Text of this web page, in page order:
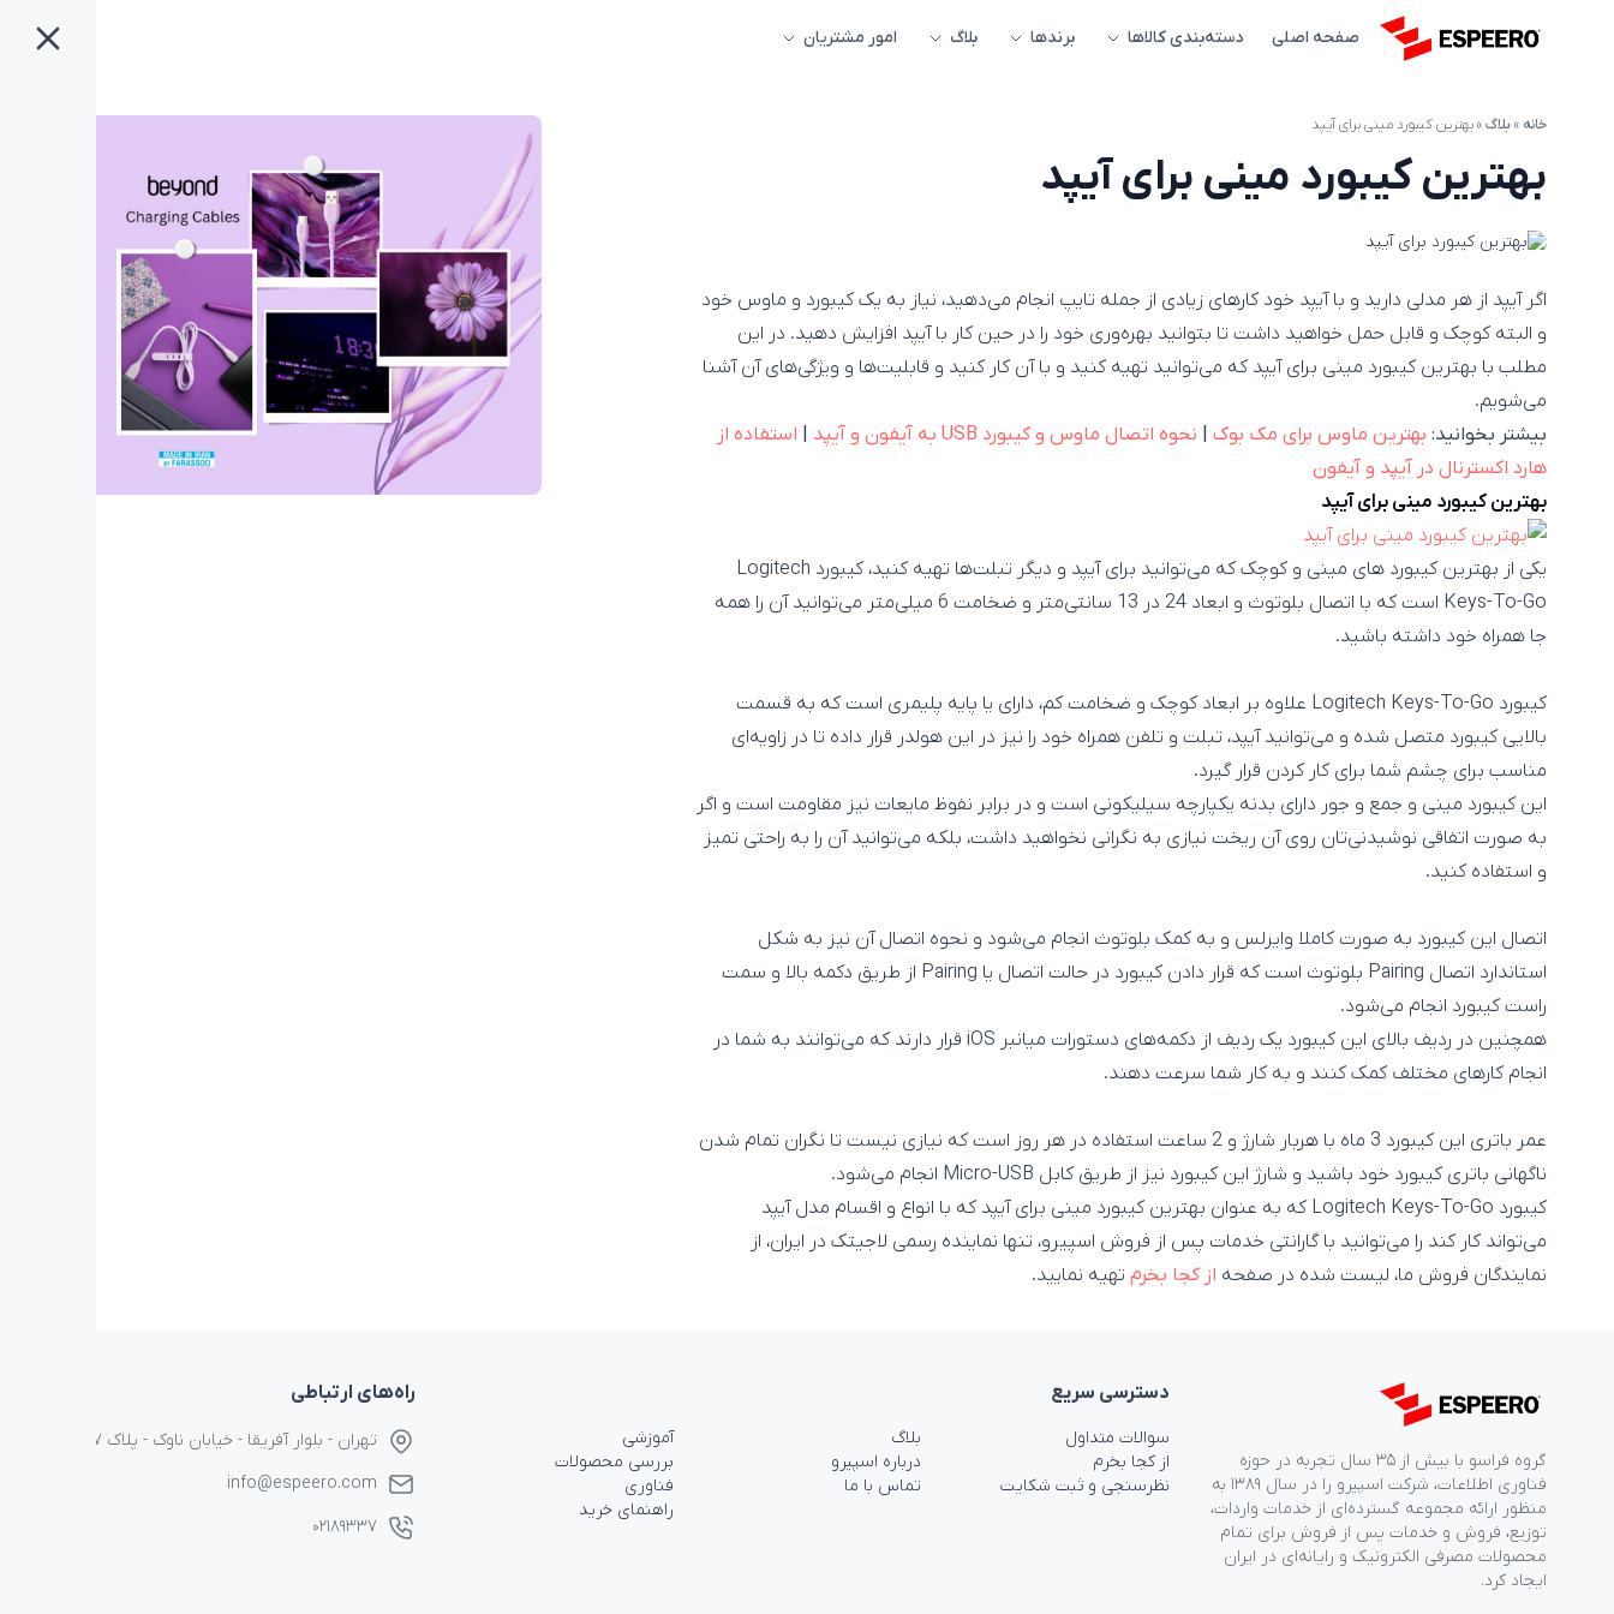
صفحه اصلی دسته‌بندی کالاها برندها بلاگ امور مشتریان
خانه »بلاگ»بهترین کیبورد مینی برای آیپد
بهترین کیبورد مینی برای آیپد
اگر آیپد از هر مدلی دارید و با آیپد خود کارهای زیادی از جمله تایپ انجام می‌دهید، نیاز به یک کیبورد و ماوس خود
و البته کوچک و قابل حمل خواهید داشت تا بتوانید بهره‌وری خود را در حین کار با آیپد افزایش دهید. در این
مطلب با بهترین کیبورد مینی برای آیپد که می‌توانید تهیه کنید و با آن کار کنید و قابلیت‌ها و ویژگی‌های آن آشنا
می‌شویم.
بیشتر بخوانید: بهترین ماوس برای مک بوک نحوه اتصال ماوس و کیبورد USB به آیفون و آیپد
استفاده از
هارد اکسترنال در آیپد و آیفون
بهترین کیبورد مینی برای آیپد
یکی از بهترین کیبورد های مینی و کوچک که می‌توانید برای آیپد و دیگر تبلت‌ها تهیه کنید، کیبورد Logitech
Keys-To-Go است که با اتصال بلوتوث و ابعاد 24 در 13 سانتی‌متر و ضخامت 6 میلی‌متر می‌توانید آن را همه
جا همراه خود داشته باشید.
کیبورد Logitech Keys-To-Go علاوه بر ابعاد کوچک و ضخامت کم، دارای یا پایه پلیمری است که به قسمت
بالایی کیبورد متصل شده و می‌توانید آیپد، تبلت و تلفن همراه خود را نیز در این هولدر قرار داده تا در زاویه‌ای
مناسب برای چشم شما برای کار کردن قرار گیرد.
این کیبورد مینی و جمع و جور دارای بدنه یکپارچه سیلیکونی است و در برابر نفوظ مایعات نیز مقاومت است و اگر
به صورت اتفاقی نوشیدنی‌تان روی آن ریخت نیازی به نگرانی نخواهید داشت، بلکه می‌توانید آن را به راحتی تمیز
و استفاده کنید.
اتصال این کیبورد به صورت کاملا وایرلس و به کمک بلوتوث انجام می‌شود و نحوه اتصال آن نیز به شکل
استاندارد اتصال Pairing بلوتوث است که قرار دادن کیبورد در حالت اتصال یا Pairing از طریق دکمه بالا و سمت
راست کیبورد انجام می‌شود.
همچنین در ردیف بالای این کیبورد یک ردیف از دکمه‌های دستورات میانبر iOS قرار دارند که می‌توانند به شما در
انجام کارهای مختلف کمک کنند و به کار شما سرعت دهند.
عمر باتری این کیبورد 3 ماه با هربار شارژ و 2 ساعت استفاده در هر روز است که نیازی نیست تا نگران تمام شدن
ناگهانی باتری کیبورد خود باشید و شارژ این کیبورد نیز از طریق کابل Micro-USB انجام می‌شود.
کیبورد Logitech Keys-To-Go که به عنوان بهترین کیبورد مینی برای آیپد که با انواع و اقسام مدل آیپد
می‌تواند کار کند را می‌توانید با گارانتی خدمات پس از فروش اسپیرو، تنها نماینده رسمی لاجیتک در ایران، از
نمایندگان فروش ما، لیست شده در صفحه از کجا بخرم تهیه نمایید.
گروه فراسو با بیش از ۳۵ سال تجربه در حوزه
فناوری اطلاعات، شرکت اسپیرو را در سال ۱۳۸۹ به
منظور ارائه مجموعه گسترده‌ای از خدمات واردات،
توزیع، فروش و خدمات پس از فروش برای تمام
محصولات مصرفی الکترونیک و رایانه‌ای در ایران
ایجاد کرد.
دسترسی‌ سریع
سوالات متداول
از کجا بخرم
نظرسنجی و ثبت شکایت
بلاگ
درباره اسپیرو
تماس با ما
آموزشی
بررسی محصولات
فناوری
راهنمای خرید
راه‌های ارتباطی
تهران - بلوار آفریقا - خیابان ناوک - پلاک ۱۷
info@espeero.com
۰۲۱۸۹۳۳۷